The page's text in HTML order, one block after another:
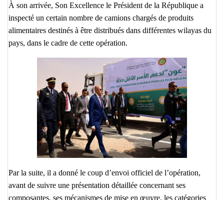
À son arrivée, Son Excellence le Président de la République a
inspecté un certain nombre de camions chargés de produits
alimentaires destinés à être distribués dans différentes wilayas du
pays, dans le cadre de cette opération.
Par la suite, il a donné le coup d’envoi officiel de l’opération,
avant de suivre une présentation détaillée concernant ses
composantes, ses mécanismes de mise en œuvre, les catégories